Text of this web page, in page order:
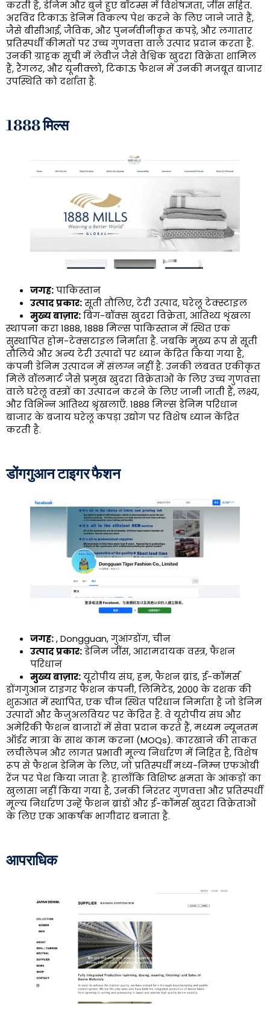
करती है, डेनिम और बुने हुए बॉटम्स में विशेषज्ञता, जींस सहित.
अरविंद टिकाऊ डेनिम विकल्प पेश करने के लिए जाने जाते हैं,
जैसे बीसीआई, जैविक, और पुनर्नवीनीकृत कपड़े, और लगातार
प्रतिस्पर्धी कीमतों पर उच्च गुणवत्ता वाले उत्पाद प्रदान करता है.
उनकी ग्राहक सूची में लेवीज़ जैसे वैश्विक खुदरा विक्रेता शामिल
हैं, रैंगलर, और यूनीक्लो, टिकाऊ फैशन में उनकी मजबूत बाजार
उपस्थिति को दर्शाता है.
1888 मिल्स
जगह:पाकिस्तान
उत्पाद प्रकार:सूती तौलिए, टेरी उत्पाद, घरेलू टेक्स्टाइल
मुख्य बाज़ार:बिग-बॉक्स खुदरा विक्रेता, आतिथ्य शृंखला
स्थापना करा 1888, 1888 मिल्स पाकिस्तान में स्थित एक
सुस्थापित होम-टेक्सटाइल निर्माता है. जबकि मुख्य रूप से सूती
तौलिये और अन्य टेरी उत्पादों पर ध्यान केंद्रित किया गया है,
कंपनी डेनिम उत्पादन में संलग्न नहीं है. उनकी लंबवत एकीकृत
मिलें वॉलमार्ट जैसे प्रमुख खुदरा विक्रेताओं के लिए उच्च गुणवत्ता
वाले घरेलू वस्त्रों का उत्पादन करने के लिए जानी जाती हैं, लक्ष्य,
और विभिन्न आतिथ्य श्रृंखलाएँ. 1888 मिल्स डेनिम परिधान
बाजार के बजाय घरेलू कपड़ा उद्योग पर विशेष ध्यान केंद्रित
करती है.
डोंगगुआन टाइगर फैशन
जगह:, Dongguan, गुआंग्डोंग, चीन
उत्पाद प्रकार:डेनिम जींस, आरामदायक वस्त्र, फैशन
परिधान
मुख्य बाज़ार:यूरोपीय संघ, हम, फैशन ब्रांड, ई-कॉमर्स
डोंगगुआन टाइगर फैशन कंपनी, लिमिटेड, 2000 के दशक की
शुरुआत में स्थापित, एक चीन स्थित परिधान निर्माता है जो डेनिम
उत्पादों और कैज़ुअलवियर पर केंद्रित है. वे यूरोपीय संघ और
अमेरिकी फैशन बाजारों में सेवा प्रदान करते हैं, मध्यम न्यूनतम
ऑर्डर मात्रा के साथ काम करना (MOQs). कारखाने की ताकत
लचीलेपन और लागत प्रभावी मूल्य निर्धारण में निहित है, विशेष
रूप से फैशन डेनिम के लिए, जो प्रतिस्पर्धी मध्य-निम्न एफओबी
रेंज पर पेश किया जाता है. हालाँकि विशिष्ट क्षमता के आंकड़ों का
खुलासा नहीं किया गया है, उनकी निरंतर गुणवत्ता और प्रतिस्पर्धी
मूल्य निर्धारण उन्हें फैशन ब्रांडों और ई-कॉमर्स खुदरा विक्रेताओं
के लिए एक आकर्षक भागीदार बनाता है.
आपराधिक